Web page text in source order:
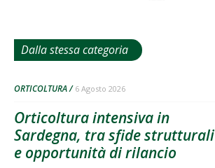
Dalla stessa categoria
ORTICOLTURA 6 Agosto 2026
Orticoltura intensiva in
Sardegna, tra sfide strutturali
e opportunità di rilancio